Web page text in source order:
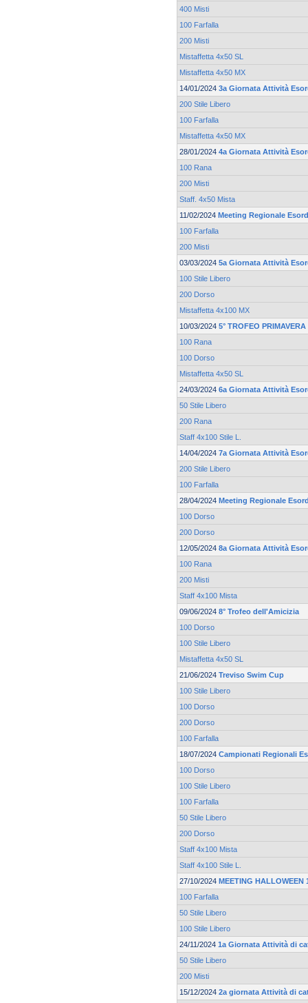
400 Misti
100 Farfalla
200 Misti
Mistaffetta 4x50 SL
Mistaffetta 4x50 MX
14/01/2024 3a Giornata Attività
200 Stile Libero
100 Farfalla
Mistaffetta 4x50 MX
28/01/2024 4a Giornata Attività
100 Rana
200 Misti
Staff. 4x50 Mista
11/02/2024 Meeting Regionale
100 Farfalla
200 Misti
03/03/2024 5a Giornata Attività
100 Stile Libero
200 Dorso
Mistaffetta 4x100 MX
10/03/2024 5° TROFEO
100 Rana
100 Dorso
Mistaffetta 4x50 SL
24/03/2024 6a Giornata Attività
50 Stile Libero
200 Rana
Staff 4x100 Stile L.
14/04/2024 7a Giornata Attività
200 Stile Libero
100 Farfalla
28/04/2024 Meeting Regionale
100 Dorso
200 Dorso
12/05/2024 8a Giornata Attività
100 Rana
200 Misti
Staff 4x100 Mista
09/06/2024 8° Trofeo dell'Amicizia
100 Dorso
100 Stile Libero
Mistaffetta 4x50 SL
21/06/2024 Treviso Swim Cup
100 Stile Libero
100 Dorso
200 Dorso
100 Farfalla
18/07/2024 Campionati Regionali
100 Dorso
100 Stile Libero
100 Farfalla
50 Stile Libero
200 Dorso
Staff 4x100 Mista
Staff 4x100 Stile L.
27/10/2024 MEETING HALLOWEEN
100 Farfalla
50 Stile Libero
100 Stile Libero
24/11/2024 1a Giornata Attività di
50 Stile Libero
200 Misti
15/12/2024 2a giornata Attività di